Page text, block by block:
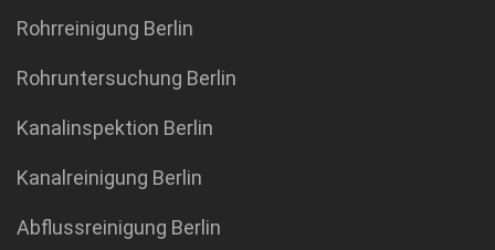
Rohrreinigung Berlin
Rohruntersuchung Berlin
Kanalinspektion Berlin
Kanalreinigung Berlin
Abflussreinigung Berlin